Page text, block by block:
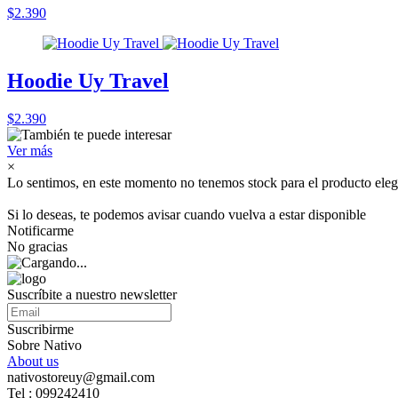
$2.390
Hoodie Uy Travel
$2.390
Ver más
×
Lo sentimos, en este momento no tenemos stock para el producto
Si lo deseas, te podemos avisar cuando vuelva a estar disponible
Notificarme
No gracias
Suscríbite a nuestro newsletter
Suscribirme
Sobre Nativo
About us
nativostoreuy@gmail.com
Tel : 099242410